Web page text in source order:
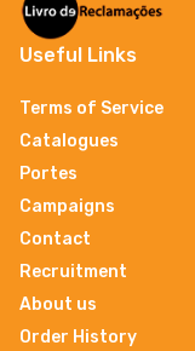
Useful Links
Terms of Service
Catalogues
Portes
Campaigns
Contact
Recruitment
About us
Order History